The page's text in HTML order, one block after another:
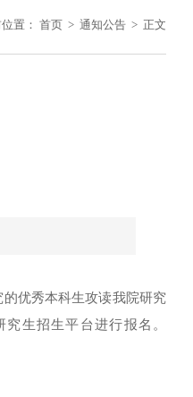
置： 首页 > 通知公告 > 正文
优秀本科生攻读我院研究
究生招生平台进行报名 。